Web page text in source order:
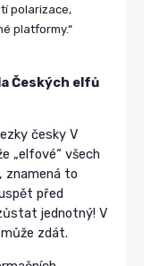
polarizace,
platformy.“
Českých elfů
česky V
„elfové“ všech
znamená to
před
jednotný! V
zdát.